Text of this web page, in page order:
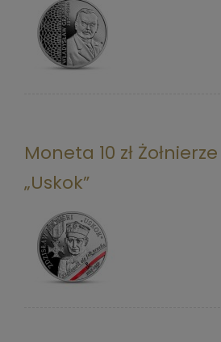
Moneta 10 zł
„Uskok”